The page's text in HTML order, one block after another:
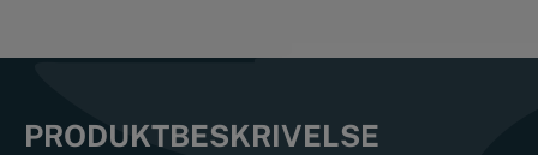
PRODUKTBESKRIVELSE